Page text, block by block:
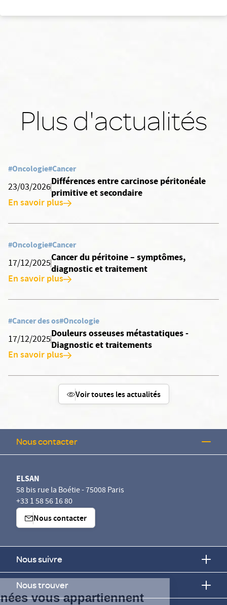
Vos données vous appartiennent
Plus d'actualités
#Oncologie#Cancer
23/03/2026
Différences entre carcinose péritonéale
primitive et secondaire
En savoir plus
#Oncologie#Cancer
17/12/2025
Cancer du péritoine – symptômes,
diagnostic et traitement
En savoir plus
#Cancer des os#Oncologie
17/12/2025
Douleurs osseuses métastatiques -
Diagnostic et traitements
En savoir plus
Voir toutes les actualités
Nous contacter
ELSAN
58 bis rue la Boétie - 75008 Paris
+33 1 58 56 16 80
Nous contacter
Nous suivre
Nous trouver